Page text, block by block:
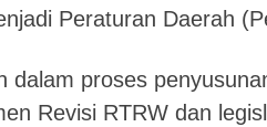
Peraturan Daerah
dalam proses
Revisi RTRW dan